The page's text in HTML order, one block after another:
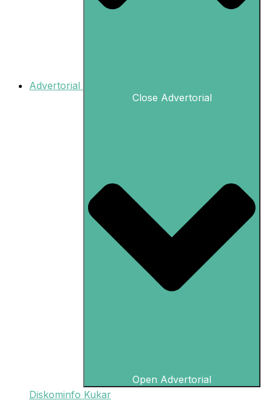
Advertorial
Close Advertorial
Open Advertorial
Diskominfo Kukar